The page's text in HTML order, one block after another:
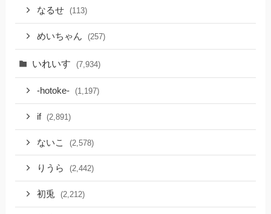
なるせ (113)
めいちゃん (257)
いれいす (7,934)
-hotoke- (1,197)
if (2,891)
ないこ (2,578)
りうら (2,442)
初兎 (2,212)